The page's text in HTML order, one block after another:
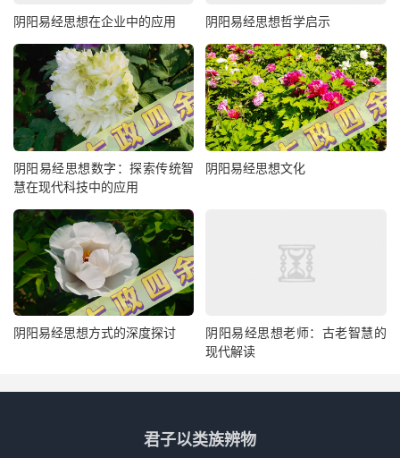
阴阳易经思想在企业中的应用 阴阳易经思想哲学启示
阴阳易经思想数字：探索传统智
慧在现代科技中的应用
阴阳易经思想文化
阴阳易经思想方式的深度探讨
阴阳易经思想老师：古老智慧的
现代解读
君子以类族辨物